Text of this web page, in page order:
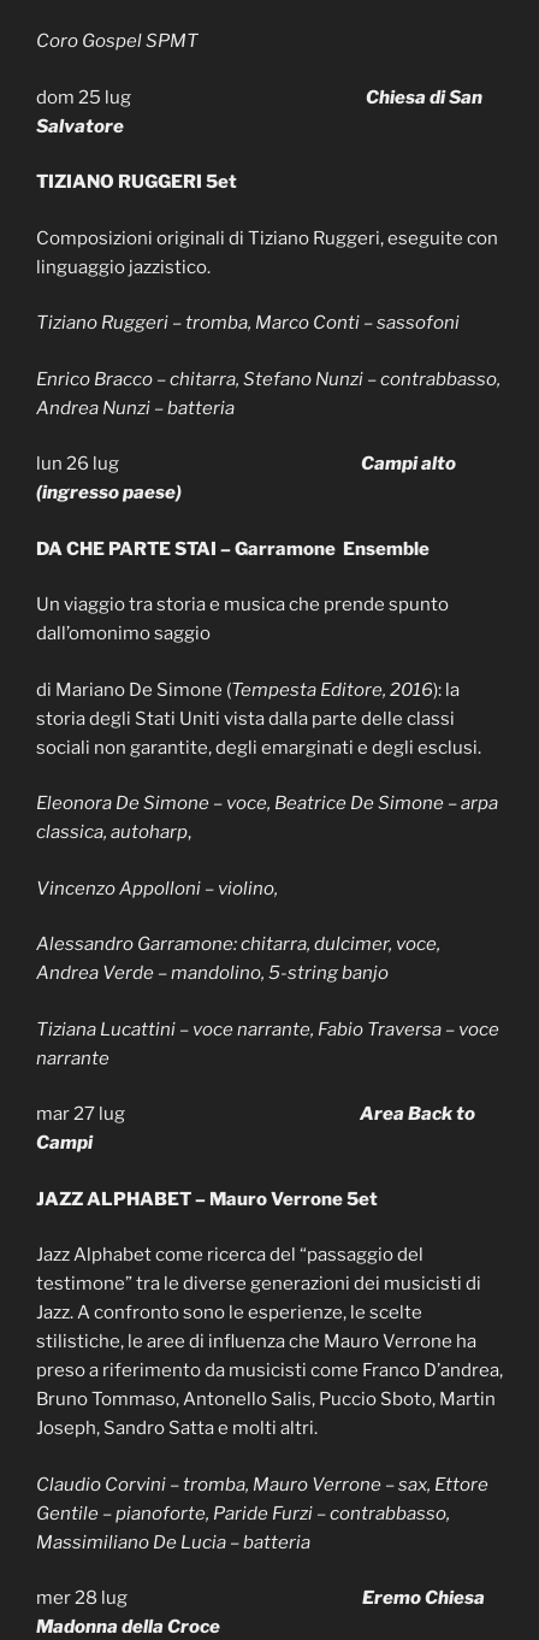
Coro Gospel SPMT
dom 25 lug Chiesa di San
Salvatore
TIZIANO RUGGERI 5et
Composizioni originali di Tiziano Ruggeri, eseguite con
linguaggio jazzistico.
Tiziano Ruggeri – tromba, Marco Conti – sassofoni
Enrico Bracco – chitarra, Stefano Nunzi – contrabbasso,
Andrea Nunzi – batteria
lun 26 lug Campi alto
(ingresso paese)
DA CHE PARTE STAI – Garramone Ensemble
Un viaggio tra storia e musica che prende spunto
dall’omonimo saggio
di Mariano De Simone (Tempesta Editore, 2016): la
storia degli Stati Uniti vista dalla parte delle classi
sociali non garantite, degli emarginati e degli esclusi.
Eleonora De Simone – voce, Beatrice De Simone – arpa
classica, autoharp,
Vincenzo Appolloni – violino,
Alessandro Garramone: chitarra, dulcimer, voce,
Andrea Verde – mandolino, 5-string banjo
Tiziana Lucattini – voce narrante, Fabio Traversa – voce
narrante
mar 27 lug Area Back to
Campi
JAZZ ALPHABET – Mauro Verrone 5et
Jazz Alphabet come ricerca del “passaggio del
testimone” tra le diverse generazioni dei musicisti di
Jazz. A confronto sono le esperienze, le scelte
stilistiche, le aree di influenza che Mauro Verrone ha
preso a riferimento da musicisti come Franco D’andrea,
Bruno Tommaso, Antonello Salis, Puccio Sboto, Martin
Joseph, Sandro Satta e molti altri.
Claudio Corvini – tromba, Mauro Verrone – sax, Ettore
Gentile – pianoforte, Paride Furzi – contrabbasso,
Massimiliano De Lucia – batteria
mer 28 lug EremoChiesa
Madonna della Croce